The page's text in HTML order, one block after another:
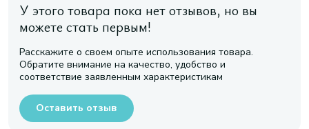
У этого товара пока нет отзывов, но вы
можете стать первым!
Расскажите о своем опыте использования товара.
Обратите внимание на качество, удобство и
соответствие заявленным характеристикам
Оставить отзыв